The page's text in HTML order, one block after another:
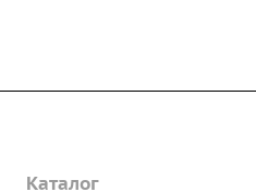
О предприятии
Каталог